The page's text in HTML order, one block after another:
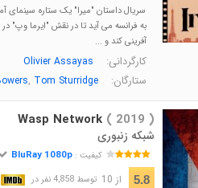
سریال داستان "میرا" یک ستاره
به فرانسه می آید تا در نقش "ایرما وپ"
آفرینی کند و ...
کارگردانی: Olivier Assayas
ستارگان: , Tom Sturridge
Wasp Network( 2019 )
شبکه زنبوری
کیفیت :BluRay 1080p
5.8 از 10 توسط 4,858 نفر در